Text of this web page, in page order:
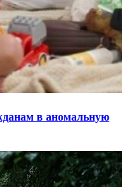
в аномальную